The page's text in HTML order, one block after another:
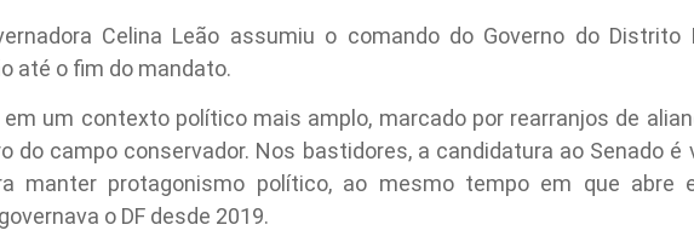
Celina Leão assumiu o comando do Governo do Distrito
até o fim do mandato.
um contexto político mais amplo, marcado por rearranjos de
do campo conservador. Nos bastidores, a candidatura ao Senado é
manter protagonismo político, ao mesmo tempo em que abre
o DF desde 2019.